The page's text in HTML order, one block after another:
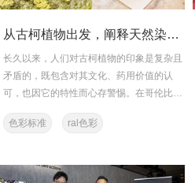
从古柯植物出发，阐释天然染色的色彩标准化可能性
长久以来，人们对古柯植物的印象是复杂且
矛盾的，既包含对其文化、药用价值的认
可，也因它的特性而心存警惕。在哥伦比亚
色彩标准
ral色彩